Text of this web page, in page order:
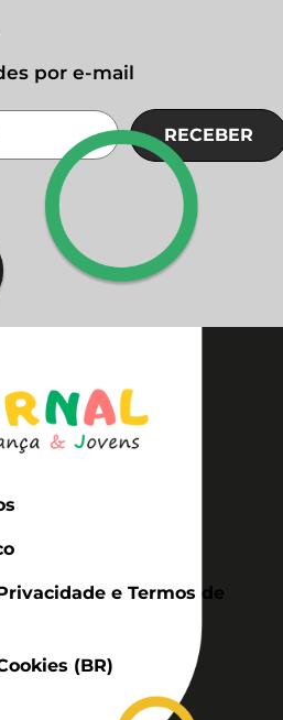
por e-mail
RECEBER
e Termos de
(BR)